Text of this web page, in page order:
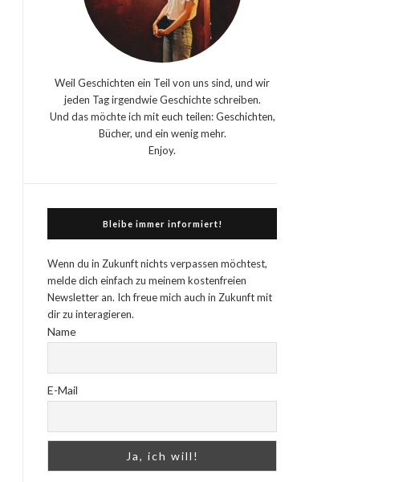
Weil Geschichten ein Teil von uns sind, und wir
jeden Tag irgendwie Geschichte schreiben.
Und das möchte ich mit euch teilen: Geschichten,
Bücher, und ein wenig mehr.
Enjoy.
Bleibe immer informiert!
Wenn du in Zukunft nichts verpassen möchtest,
melde dich einfach zu meinem kostenfreien
Newsletter an. Ich freue mich auch in Zukunft mit
dir zu interagieren.
Name
E-Mail